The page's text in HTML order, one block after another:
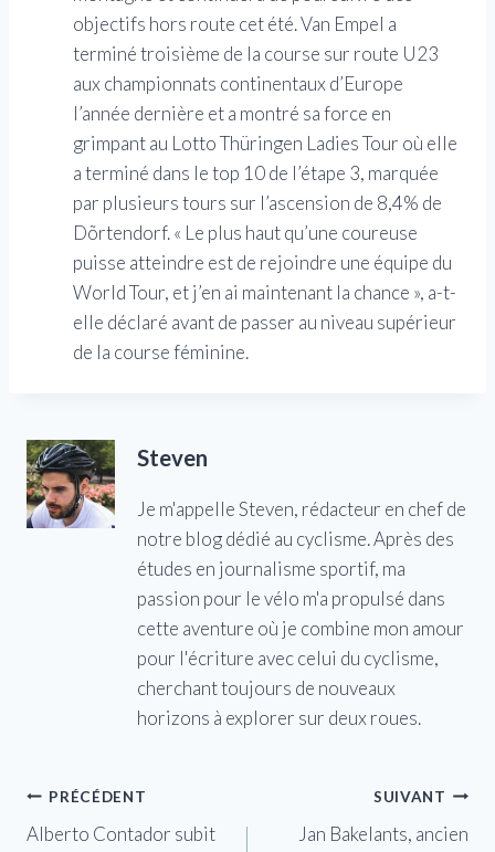
objectifs hors route cet été. Van Empel a
terminé troisième de la course sur route U23
aux championnats continentaux d’Europe
l’année dernière et a montré sa force en
grimpant au Lotto Thüringen Ladies Tour où elle
a terminé dans le top 10 de l’étape 3, marquée
par plusieurs tours sur l’ascension de 8,4% de
Dõrtendorf. « Le plus haut qu’une coureuse
puisse atteindre est de rejoindre une équipe du
World Tour, et j’en ai maintenant la chance », a-t-
elle déclaré avant de passer au niveau supérieur
de la course féminine.
Steven
Je m'appelle Steven, rédacteur en chef de
notre blog dédié au cyclisme. Après des
études en journalisme sportif, ma
passion pour le vélo m'a propulsé dans
cette aventure où je combine mon amour
pour l'écriture avec celui du cyclisme,
cherchant toujours de nouveaux
horizons à explorer sur deux roues.
Navigation
PRÉCÉDENT
Alberto Contador subit
SUIVANT
Jan Bakelants, ancien